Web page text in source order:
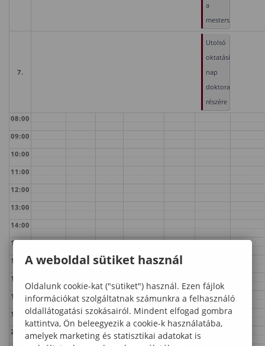
a
mesterszakokra
7.
Utolsó
oktatási
nap
doktoranduszok
részére
08:00
09:00
10:00
11:00
12:00
13:00
14:00
15:00
16:00
17:00
18:00
19:00
20:00
A weboldal sütiket használ
Oldalunk cookie-kat ("sütiket") használ. Ezen fájlok
információkat szolgáltatnak számunkra a felhasználó
oldallátogatási szokásairól. Mindent elfogad gombra
kattintva, Ön beleegyezik a cookie-k használatába,
amelyek marketing és statisztikai adatokat is